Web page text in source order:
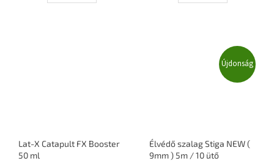
Lat-X Catapult FX Booster
50 ml
Újdonság
Élvédő szalag Stiga NEW (
9mm ) 5m / 10 ütő